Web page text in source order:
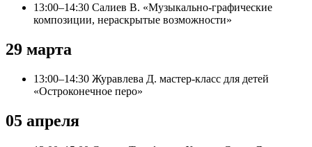
13:00–14:30 Салиев В. «Музыкально-графические
композиции, нераскрытые возможности»
29 марта
13:00–14:30 Журавлева Д. мастер-класс для детей
«Остроконечное перо»
05 апреля